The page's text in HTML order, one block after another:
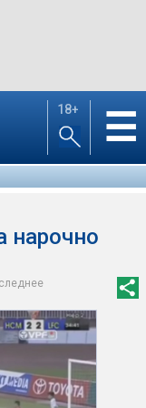
18+ ☰
нарочно